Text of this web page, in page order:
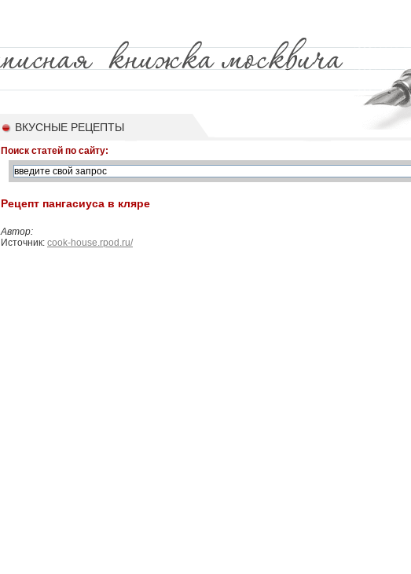
ВКУСНЫЕ РЕЦЕПТЫ
Поиск статей по сайту:
Рецепт пангасиуса в кляре
Автор:
Источник: cook-house.rpod.ru/